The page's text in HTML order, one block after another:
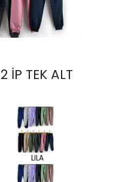
İP TEK ALT
LILA